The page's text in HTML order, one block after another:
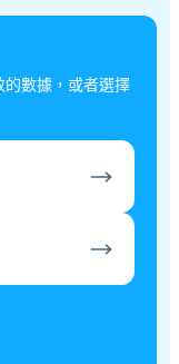
數據，或者選擇